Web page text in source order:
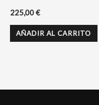
225,00€
AÑADIR AL CARRITO